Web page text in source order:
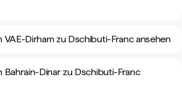
VAE-Dirham zu Dschibuti-Franc ansehen
Bahrain-Dinar zu Dschibuti-Franc